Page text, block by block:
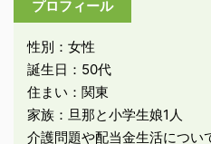
プロフィール
性別：女性
誕生日：50代
住まい：関東
家族：旦那と小学生娘1人
介護問題や配当金生活につ